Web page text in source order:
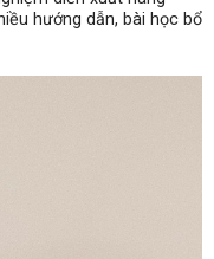
hướng dẫn, bài học bổ